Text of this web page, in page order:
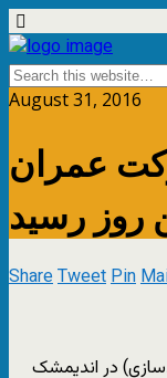
August 31, 2016
عمران
روز رسید
ShareTweetPin
در اندیمشک